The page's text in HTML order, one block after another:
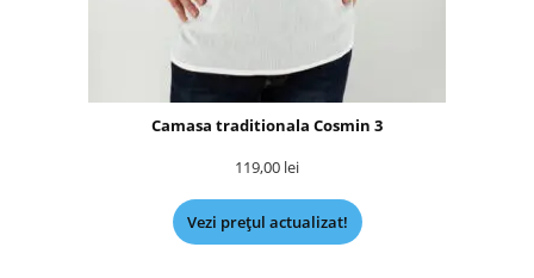
Camasa traditionala Cosmin 3
119,00 lei
Vezi prețul actualizat!